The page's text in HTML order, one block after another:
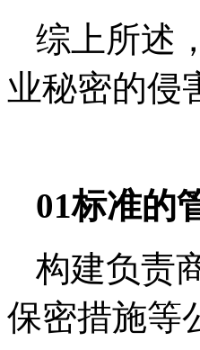
综上所述
业秘密的侵
01标准的
构建负责
保密措施等